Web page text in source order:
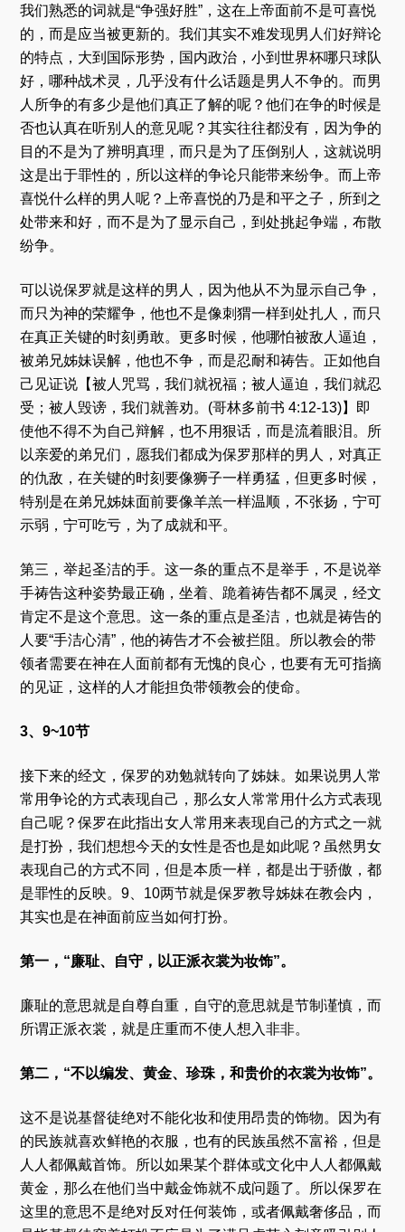
我们熟悉的词就是“争强好胜”，这在上帝面前不是可喜悦
的，而是应当被更新的。我们其实不难发现男人们好辩论
的特点，大到国际形势，国内政治，小到世界杯哪只球队
好，哪种战术灵，几乎没有什么话题是男人不争的。而男
人所争的有多少是他们真正了解的呢？他们在争的时候是
否也认真在听别人的意见呢？其实往往都没有，因为争的
目的不是为了辨明真理，而只是为了压倒别人，这就说明
这是出于罪性的，所以这样的争论只能带来纷争。而上帝
喜悦什么样的男人呢？上帝喜悦的乃是和平之子，所到之
处带来和好，而不是为了显示自己，到处挑起争端，布散
纷争。
可以说保罗就是这样的男人，因为他从不为显示自己争，
而只为神的荣耀争，他也不是像刺猬一样到处扎人，而只
在真正关键的时刻勇敢。更多时候，他哪怕被敌人逼迫，
被弟兄姊妹误解，他也不争，而是忍耐和祷告。正如他自
己见证说【被人咒骂，我们就祝福；被人逼迫，我们就忍
受；被人毁谤，我们就善劝。(哥林多前书 4:12-13)】即
使他不得不为自己辩解，也不用狠话，而是流着眼泪。所
以亲爱的弟兄们，愿我们都成为保罗那样的男人，对真正
的仇敌，在关键的时刻要像狮子一样勇猛，但更多时候，
特别是在弟兄姊妹面前要像羊羔一样温顺，不张扬，宁可
示弱，宁可吃亏，为了成就和平。
第三，举起圣洁的手。这一条的重点不是举手，不是说举
手祷告这种姿势最正确，坐着、跪着祷告都不属灵，经文
肯定不是这个意思。这一条的重点是圣洁，也就是祷告的
人要“手洁心清”，他的祷告才不会被拦阻。所以教会的带
领者需要在神在人面前都有无愧的良心，也要有无可指摘
的见证，这样的人才能担负带领教会的使命。
3、9~10节
接下来的经文，保罗的劝勉就转向了姊妹。如果说男人常
常用争论的方式表现自己，那么女人常常用什么方式表现
自己呢？保罗在此指出女人常用来表现自己的方式之一就
是打扮，我们想想今天的女性是否也是如此呢？虽然男女
表现自己的方式不同，但是本质一样，都是出于骄傲，都
是罪性的反映。9、10两节就是保罗教导姊妹在教会内，
其实也是在神面前应当如何打扮。
第一，“廉耻、自守，以正派衣裳为妆饰”。
廉耻的意思就是自尊自重，自守的意思就是节制谨慎，而
所谓正派衣裳，就是庄重而不使人想入非非。
第二，“不以编发、黄金、珍珠，和贵价的衣裳为妆饰”。
这不是说基督徒绝对不能化妆和使用昂贵的饰物。因为有
的民族就喜欢鲜艳的衣服，也有的民族虽然不富裕，但是
人人都佩戴首饰。所以如果某个群体或文化中人人都佩戴
黄金，那么在他们当中戴金饰就不成问题了。所以保罗在
这里的意思不是绝对反对任何装饰，或者佩戴奢侈品，而